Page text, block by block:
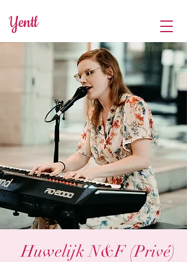
Yentl
Huwelijk N&F (Privé)